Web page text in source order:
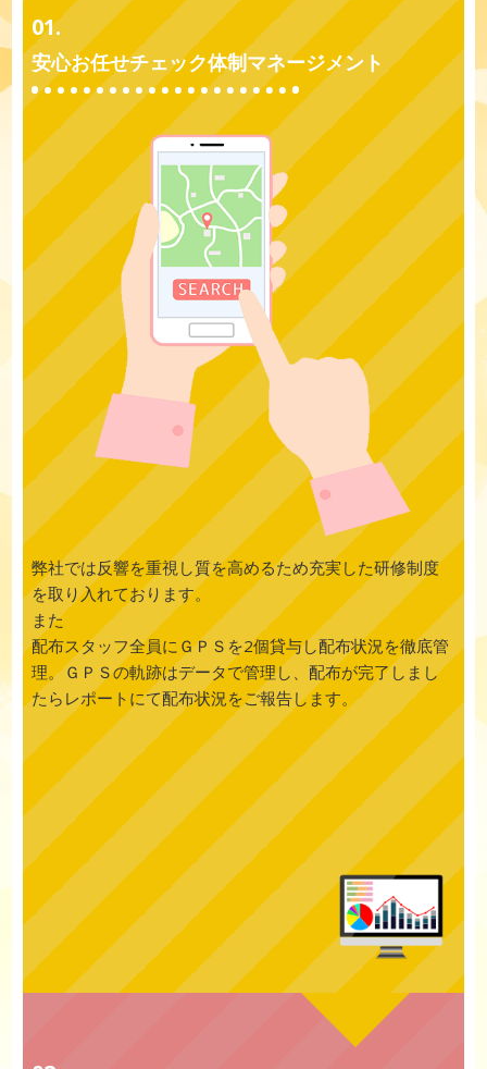
01.
安心お任せチェック体制マネージメント
弊社では反響を重視し質を高めるため充実した研修制度
を取り入れております。
また
配布スタッフ全員にＧＰＳを2個貸与し配布状況を徹底管
理。ＧＰＳの軌跡はデータで管理し、配布が完了しまし
たらレポートにて配布状況をご報告します。